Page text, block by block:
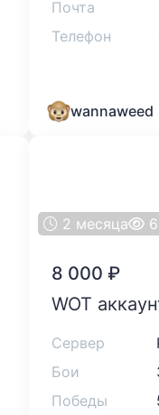
Почта
Телефон
wannaweed
2 месяца
8 000 ₽
WOT
Сервер
Бои
Победы